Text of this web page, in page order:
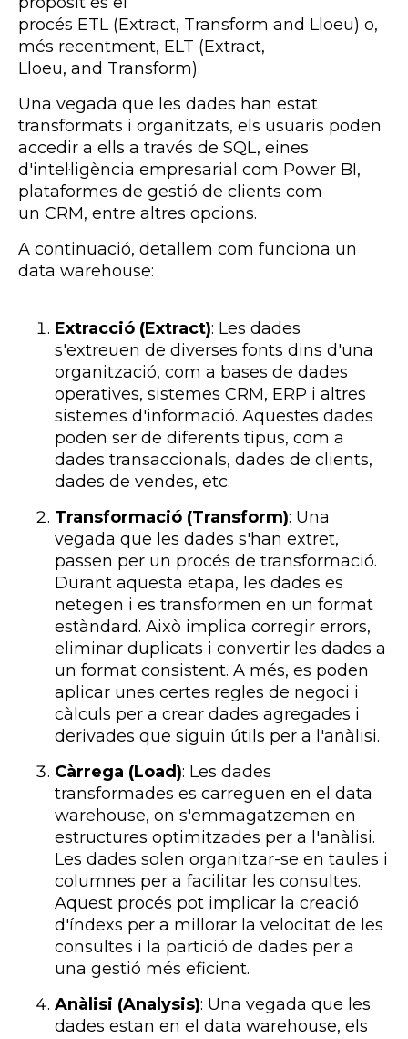
procés ETL (Extract, Transform and Lloeu) o,
més recentment, ELT (Extract,
Lloeu, and Transform).
Una vegada que les dades han estat
transformats i organitzats, els usuaris poden
accedir a ells a través de SQL, eines
d'intel·ligència empresarial com Power BI,
plataformes de gestió de clients com
un CRM, entre altres opcions.
A continuació, detallem com funciona un
data warehouse:
Extracció (Extract): Les dades
s'extreuen de diverses fonts dins d'una
organització, com a bases de dades
operatives, sistemes CRM, ERP i altres
sistemes d'informació. Aquestes dades
poden ser de diferents tipus, com a
dades transaccionals, dades de clients,
dades de vendes, etc.
Transformació (Transform): Una
vegada que les dades s'han extret,
passen per un procés de transformació.
Durant aquesta etapa, les dades es
netegen i es transformen en un format
estàndard. Això implica corregir errors,
eliminar duplicats i convertir les dades a
un format consistent. A més, es poden
aplicar unes certes regles de negoci i
càlculs per a crear dades agregades i
derivades que siguin útils per a l'anàlisi.
Càrrega (Load): Les dades
transformades es carreguen en el data
warehouse, on s'emmagatzemen en
estructures optimitzades per a l'anàlisi.
Les dades solen organitzar-se en taules i
columnes per a facilitar les consultes.
Aquest procés pot implicar la creació
d'índexs per a millorar la velocitat de les
consultes i la partició de dades per a
una gestió més eficient.
Anàlisi (Analysis): Una vegada que les
dades estan en el data warehouse, els